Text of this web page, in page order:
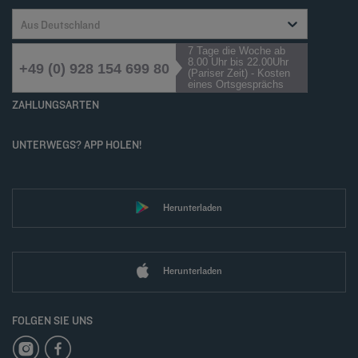
Aus Deutschland
+49 (0) 928 154 699 80
7 Tage die Woche ab
8.00 Uhr bis 22.00Uhr
(Pariser Zeit) - Kosten
eines Ortsgesprächs
ZAHLUNGSARTEN
UNTERWEGS? APP HOLEN!
Herunterladen
Herunterladen
FOLGEN SIE UNS